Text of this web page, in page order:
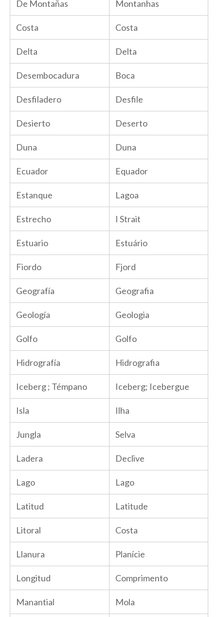
De Montañas Montanhas
Costa Costa
Delta Delta
Desembocadura Boca
Desfiladero Desfile
Desierto Deserto
Duna Duna
Ecuador Equador
Estanque Lagoa
Estrecho I Strait
Estuario Estuário
Fiordo Fjord
Geografía Geografia
Geología Geologia
Golfo Golfo
Hidrografía Hidrografia
Iceberg ; Témpano Iceberg; Icebergue
Isla Ilha
Jungla Selva
Ladera Declive
Lago Lago
Latitud Latitude
Litoral Costa
Llanura Planície
Longitud Comprimento
Manantial Mola